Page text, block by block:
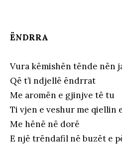
ËNDRRA
Vura këmishën tënde nën
Që t’i ndjellë ëndrrat
Me aromën e gjinjve të tu
Ti vjen e veshur me qiellin
Me hënë në dorë
E një trëndafil në buzët e